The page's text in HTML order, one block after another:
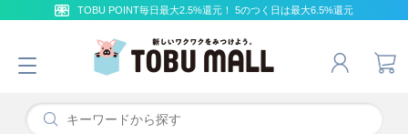
TOBU POINT毎日最大2.5%還元！ 5のつく日は最大6.5%還元